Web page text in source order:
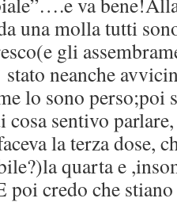
una molla tutti
gli
stato neanche
lo sono perso;poi
sentivo
la terza dose,
quarta e
poi credo che